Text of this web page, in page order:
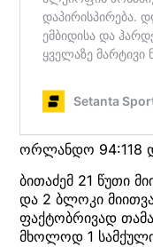
ორლანდო 94:118
ბითაძემ 21 წუთი
და 2 ბლოკი
ფაქტობრივად
მხოლოდ 1